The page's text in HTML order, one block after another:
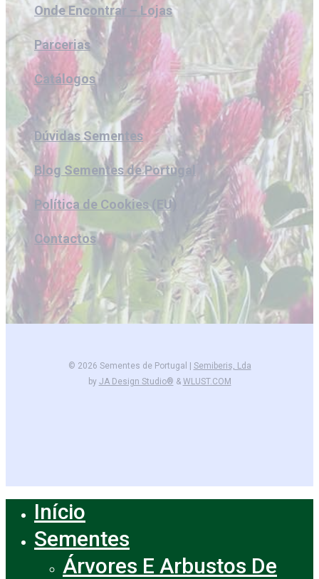
Onde Encontrar – Lojas
Parcerias
Catálogos
Dúvidas Sementes
Blog Sementes de Portugal
Política de Cookies (EU)
Contactos
© 2026 Sementes de Portugal | Semiberis, Lda
by JA Design Studio® & WLUST.COM
Menu
Início
Sementes
Árvores E Arbustos De